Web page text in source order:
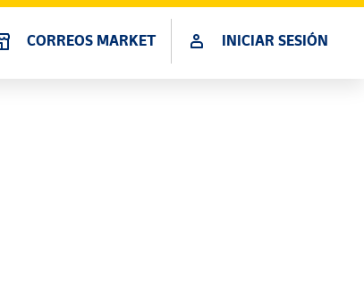
CORREOS MARKET INICIAR SESIÓN